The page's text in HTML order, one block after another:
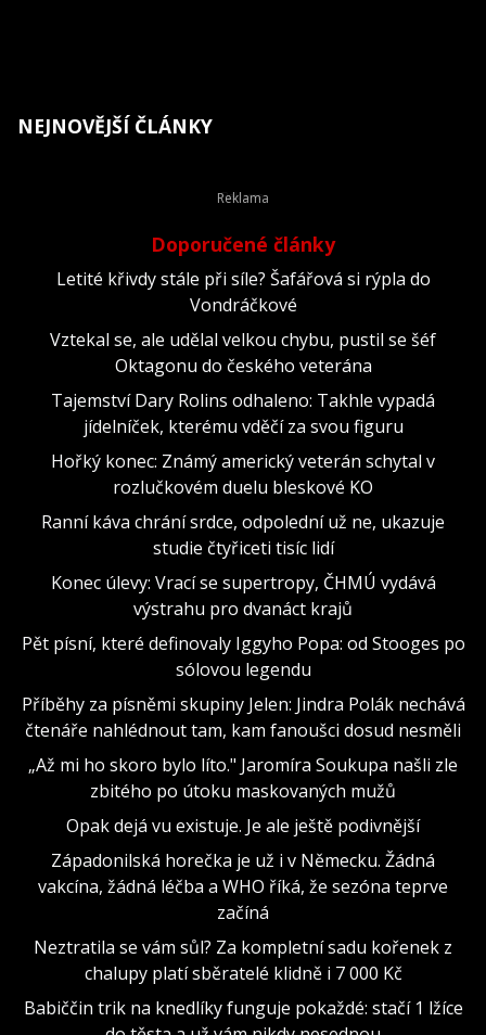
NEJNOVĚJŠÍ ČLÁNKY
Doporučené články
Letité křivdy stále při síle? Šafářová si rýpla do
Vondráčkové
Vztekal se, ale udělal velkou chybu, pustil se šéf
Oktagonu do českého veterána
Tajemství Dary Rolins odhaleno: Takhle vypadá
jídelníček, kterému vděčí za svou figuru
Hořký konec: Známý americký veterán schytal v
rozlučkovém duelu bleskové KO
Ranní káva chrání srdce, odpolední už ne, ukazuje
studie čtyřiceti tisíc lidí
Konec úlevy: Vrací se supertropy, ČHMÚ vydává
výstrahu pro dvanáct krajů
Pět písní, které definovaly Iggyho Popa: od Stooges po
sólovou legendu
Příběhy za písněmi skupiny Jelen: Jindra Polák nechává
čtenáře nahlédnout tam, kam fanoušci dosud nesměli
„Až mi ho skoro bylo líto." Jaromíra Soukupa našli zle
zbitého po útoku maskovaných mužů
Opak dejá vu existuje. Je ale ještě podivnější
Západonilská horečka je už i v Německu. Žádná
vakcína, žádná léčba a WHO říká, že sezóna teprve
začíná
Neztratila se vám sůl? Za kompletní sadu kořenek z
chalupy platí sběratelé klidně i 7 000 Kč
Babiččin trik na knedlíky funguje pokaždé: stačí 1 lžíce